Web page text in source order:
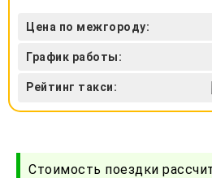
Цена по межгороду:
График работы:
Рейтинг такси:
Стоимость поездки